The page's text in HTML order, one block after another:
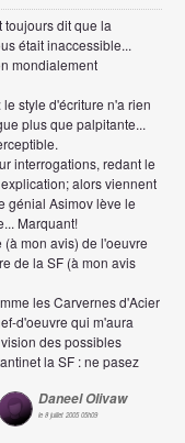
toujours dit que la
était inaccessible...
mondialement
style d'écriture n'a rien
plus que palpitante...
interrogations, redant le
alors viennent
génial Asimov lève le
Marquant!
mon avis) de l'oeuvre
de la SF (à mon avis
les Carvernes d'Acier
d'oeuvre qui m'aura
des possibles
la SF : ne pasez
Daneel Olivaw
le 8 juillet 2005 05h09